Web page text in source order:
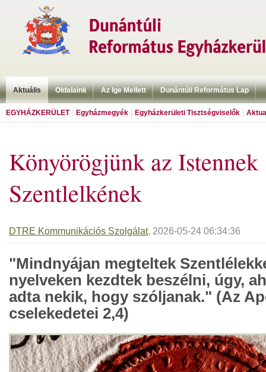
Aktuális Oldalaink Az Ige Mellett Dunántúli Református Lap
EGYHÁZKERÜLET Egyházmegyék Egyházkerületi Tisztségviselők
Könyörögjünk az Istennek
Szentlelkének
DTRE Kommunikációs Szolgálat, 2026-05-24 06:34:36
"Mindnyájan megteltek
nyelveken kezdtek beszélni, úgy,
adta nekik, hogy szóljanak." (Az
cselekedetei 2,4)